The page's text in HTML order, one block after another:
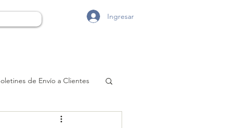
Ingresar
de Envío a Clientes